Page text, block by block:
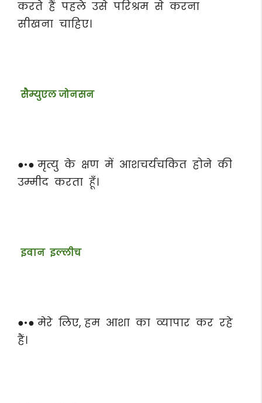
करते हैं पहले उसे परिश्रम से करना
सीखना चाहिए।
सैम्युएल जोनसन
●•● मृत्यु के क्षण में आशचर्यचकित होने की
उम्मीद करता हूँ।
इवान इल्लीच
●•● मेरे लिए, हम आशा का व्यापार कर रहे
हैं।